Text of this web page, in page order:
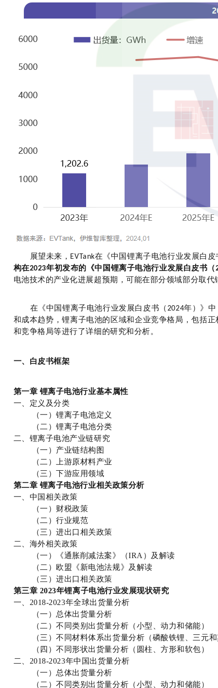
展望未来， EVTank在《中国锂离子电池行业发展白皮
构在2023年初发布的《中国锂离子电池行业发展白皮书（
电池技术的产业化进展超预期，可能在部分领域部分取代
在《中国锂离子电池行业发展白皮书（2024年）》中
和成本趋势，锂离子电池的区域和企业竞争格局，包括
和竞争格局等进行了详细的研究和分析。
一、白皮书框架
第一章 锂离子电池行业基本属性
一、定义及分类
（一）锂离子电池定义
（二）锂离子电池分类
二、锂离子电池产业链研究
（一）产业链结构图
（二）上游原材料产业
（三）下游应用领域
第二章 锂离子电池行业相关政策分析
一、中国相关政策
（一）财税政策
（二）行业规范
（三）进出口相关政策
二、海外相关政策
（一）《通胀削减法案》（IRA）及解读
（二）欧盟《新电池法规》及解读
（三）进出口相关政策
第三章 2023年锂离子电池行业发展现状研究
一、2018-2023年全球出货量分析
（一）总体出货量分析
（二）不同类别出货量分析（小型、动力和储能）
（三）不同材料体系出货量分析（磷酸铁锂、三元
（四）不同形状出货量分析（圆柱、方形和软包）
二、2018-2023年中国出货量分析
（一）总体出货量分析
（二）不同类别出货量分析（小型、动力和储能）